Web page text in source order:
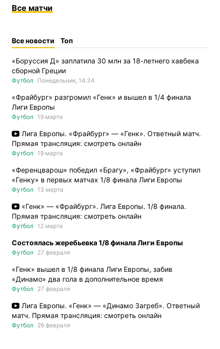
Все матчи
Все новости Топ
«Боруссия Д» заплатила 30 млн за 18-летнего хавбека
сборной Греции
Футбол Понедельник, 14:34
«Фрайбург» разгромил «Генк» и вышел в 1/4 финала
Лиги Европы
Футбол 19 марта
Лига Европы. «Фрайбург» — «Генк». Ответный матч.
Прямая трансляция: смотреть онлайн
Футбол 19 марта
«Ференцварош» победил «Брагу», «Фрайбург» уступил
«Генку» в первых матчах 1/8 финала Лиги Европы
Футбол 13 марта
«Генк» — «Фрайбург». Лига Европы. 1/8 финала.
Прямая трансляция: смотреть онлайн
Футбол 12 марта
Состоялась жеребьевка 1/8 финала Лиги Европы
Футбол 27 февраля
«Генк» вышел в 1/8 финала Лиги Европы, забив
«Динамо» два гола в дополнительное время
Футбол 27 февраля
Лига Европы. «Генк» — «Динамо Загреб». Ответный
матч. Прямая трансляция: смотреть онлайн
Футбол 26 февраля